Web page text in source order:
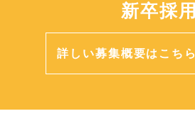
新卒採用
詳しい募集概要はこちら